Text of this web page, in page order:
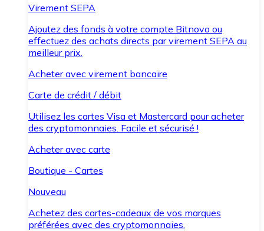
Virement SEPA
Ajoutez des fonds à votre compte Bitnovo ou
effectuez des achats directs par virement SEPA au
meilleur prix.
Acheter avec virement bancaire
Carte de crédit / débit
Utilisez les cartes Visa et Mastercard pour acheter
des cryptomonnaies. Facile et sécurisé !
Acheter avec carte
Boutique - Cartes
Nouveau
Achetez des cartes-cadeaux de vos marques
préférées avec des cryptomonnaies.